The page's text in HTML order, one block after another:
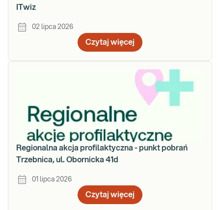
ITwiz
02 lipca 2026
Czytaj więcej
Regionalna akcja profilaktyczna - punkt pobrań
Trzebnica, ul. Obornicka 41d
01 lipca 2026
Czytaj więcej